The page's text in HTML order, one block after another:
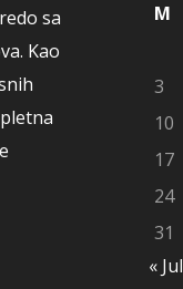
sa
Kao
M
3
10
17
24
31
« Jul